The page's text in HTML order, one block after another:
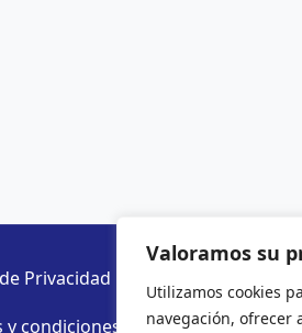
Valoramos su
Utilizamos cookies
navegación, ofrecer
Privacidad
y condiciones